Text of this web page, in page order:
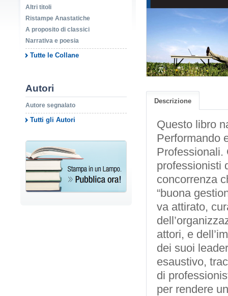
Altri titoli
Ristampe Anastatiche
A proposito di classici
Narrativa e poesia
Tutte le Collane
Autori
Autore segnalato
Tutti gli Autori
Descrizione
Questo libro
Performando
Professionali.
professionisti
concorrenza
“buona
va attirato,
attori, e
dei suoi
esaustivo,
di
per rendere